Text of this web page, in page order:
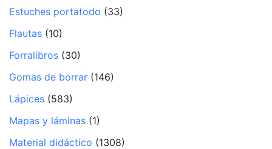
Estuches portatodo (33)
Flautas (10)
Forralibros (30)
Gomas de borrar (146)
Lápices (583)
Mapas y láminas (1)
Material didáctico (1308)